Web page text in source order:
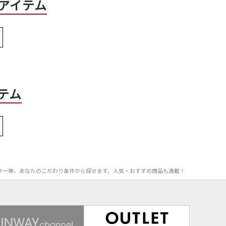
イテム
ム
等、あなたのこだわり条件から探せます。人気・おすすめ商品も満載！